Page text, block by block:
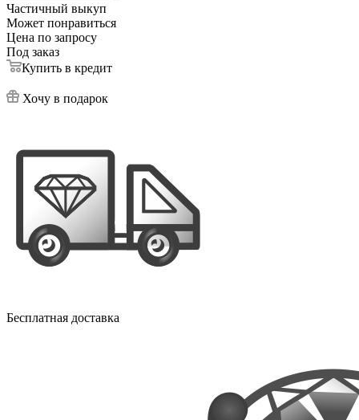
Частичный выкуп
Может понравиться
Цена по запросу
Под заказ
Купить в кредит
Хочу в подарок
Бесплатная доставка